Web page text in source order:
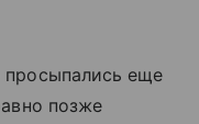
просыпались еще
позже